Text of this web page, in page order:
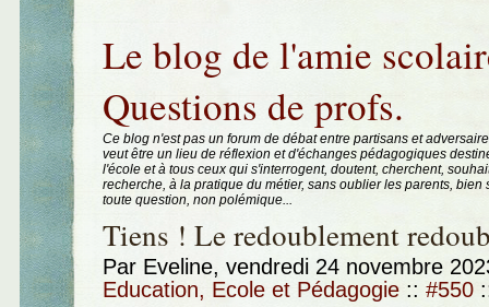
Le blog de l'amie
Questions de profs.
Ce blog n'est pas un forum de débat entre partisans et
veut être un lieu de réflexion et d'échanges pédagogiques
l'école et à tous ceux qui s'interrogent, doutent, cherchent,
recherche, à la pratique du métier, sans oublier les parents, bien
toute question, non polémique...
Tiens ! Le redoublement
Par Eveline, vendredi 24 novembre
Education, Ecole et Pédagogie :: #550